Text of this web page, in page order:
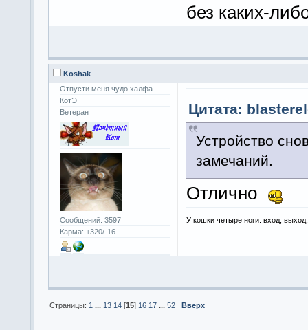
без каких-
Koshak
Отпусти меня чудо халфа
КотЭ
Ветеран
Сообщений: 3597
Карма: +320/-16
Цитата:
Устройство
замечаний.
Отлично
У кошки четыре ноги: вход,
Страницы: 1 ... 13 14 [15] 16 17 ...52 Вверх